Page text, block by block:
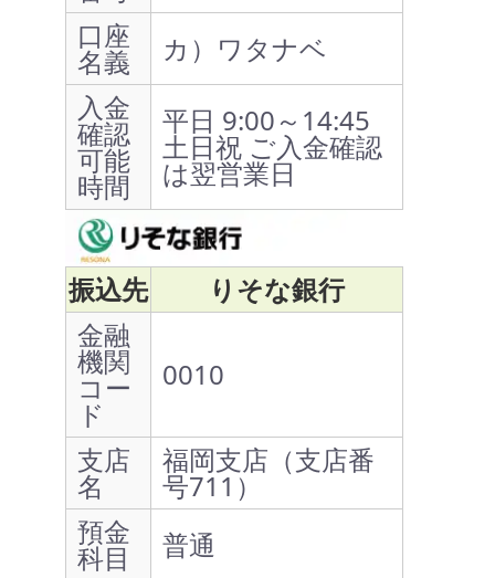
口座
名義
カ）ワタナベ
入金
確認
可能
時間
平日 9:00～14:45
土日祝 ご入金確認
は翌営業日
振込先
りそな銀行
金融
機関
コー
ド
0010
支店
名
福岡支店（支店番
号711）
預金
科目
普通